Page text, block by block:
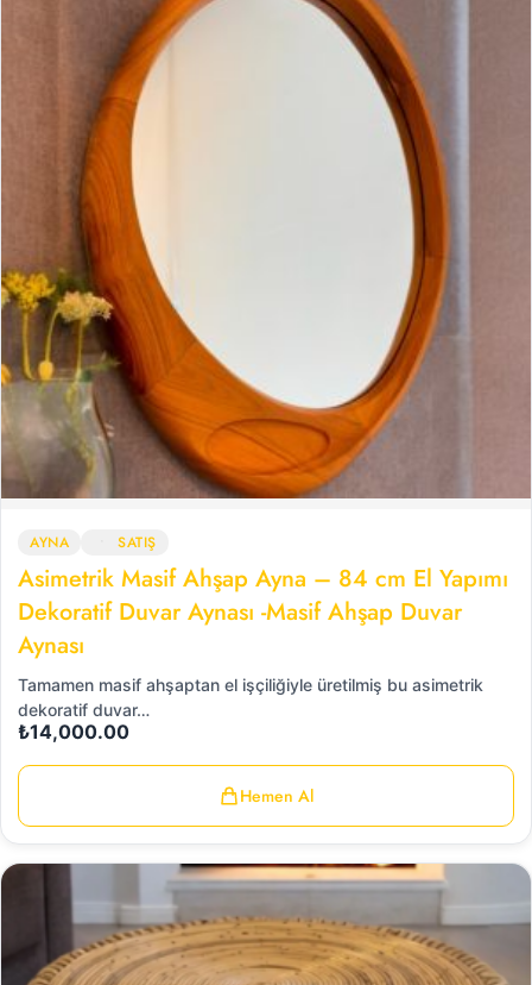
AYNA SATIŞ
Asimetrik Masif Ahşap Ayna – 84 cm El Yapımı
Dekoratif Duvar Aynası -Masif Ahşap Duvar
Aynası
Tamamen masif ahşaptan el işçiliğiyle üretilmiş bu asimetrik
dekoratif duvar…
₺14,000.00
Hemen Al